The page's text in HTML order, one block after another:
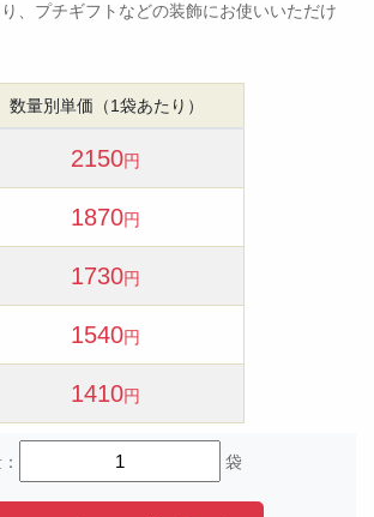
、プチギフトなどの装飾にお使いいただけ
数量別単価（1袋あたり）
2150円
1870円
1730円
1540円
1410円
袋